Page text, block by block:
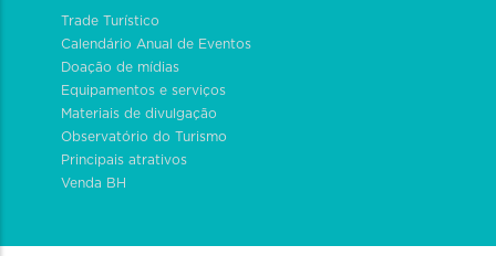
Trade Turístico
Calendário Anual de Eventos
Doação de mídias
Equipamentos e serviços
Materiais de divulgação
Observatório do Turismo
Principais atrativos
Venda BH